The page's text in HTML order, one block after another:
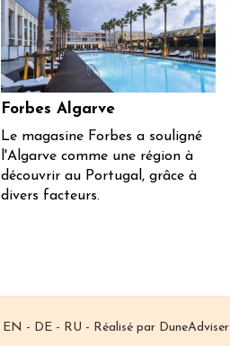
Forbes Algarve
Le magasine Forbes a souligné
l'Algarve comme une région à
découvrir au Portugal, grâce à
divers facteurs.
EN - DE- RU - Réalisé par DuneAdviser